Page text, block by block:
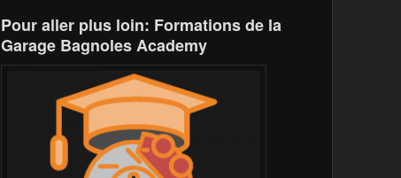
Pour aller plus loin: Formations de la
Garage Bagnoles Academy